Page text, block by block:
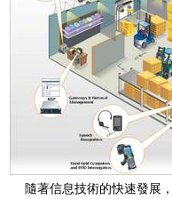
隨著信息技術的快速發展